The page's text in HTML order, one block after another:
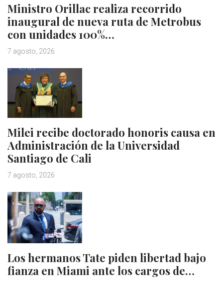
Ministro Orillac realiza recorrido
inaugural de nueva ruta de Metrobus
con unidades 100%…
7 agosto, 2026
Milei recibe doctorado honoris causa en
Administración de la Universidad
Santiago de Cali
7 agosto, 2026
Los hermanos Tate piden libertad bajo
fianza en Miami ante los cargos de…